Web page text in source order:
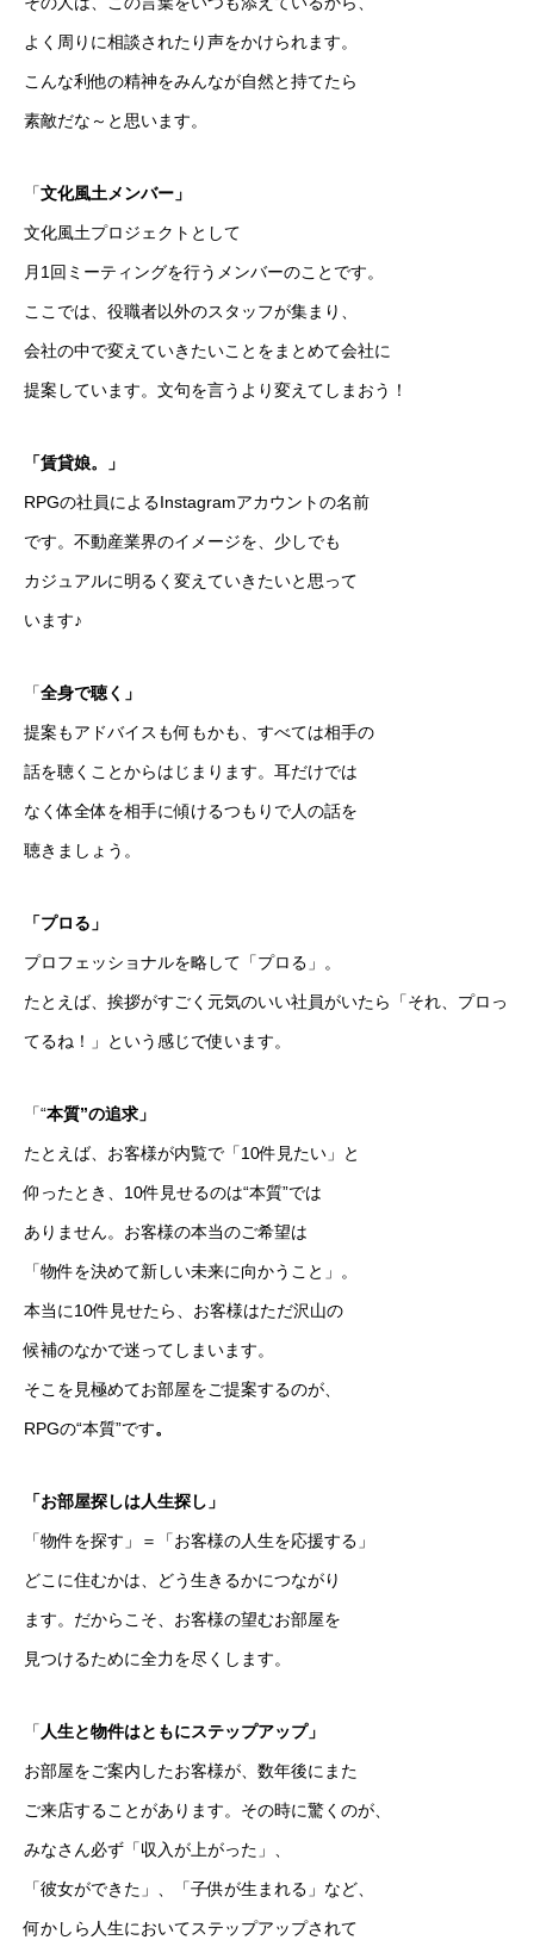
WHAT WE DO
JOIN US
コーポレートサイトを見る
よく周りに相談されたり声をかけられます。
こんな利他の精神をみんなが自然と持てたら
素敵だな～と思います。
「文化風土メンバー」
文化風土プロジェクトとして
月1回ミーティングを行うメンバーのことです。
ここでは、役職者以外のスタッフが集まり、
会社の中で変えていきたいことをまとめて会社に
提案しています。文句を言うより変えてしまおう！
「賃貸娘。」
RPGの社員によるInstagramアカウントの名前
です。不動産業界のイメージを、少しでも
カジュアルに明るく 変えていきたいと思って
います♪
「全身で聴く」
提案もアドバイスも何もかも、すべては相手の
話を聴くことからはじまります。耳だけでは
なく体全体を相手に傾けるつもりで人の話を
聴きましょう。
「プロる」
プロフェッショナルを略して「プロる」。
たとえば、挨拶がすごく元気のいい社員がいたら「それ、プロっ
てるね！」という感じで使います。
「“本質”の追求」
たとえば、お客様が内覧で「10件見たい」と
仰ったとき、10件見せるのは“本質”では
ありません。お客様の本当のご希望は
「物件を決めて新しい未来に向かうこと」。
本当に10件見せたら、お客様はただ沢山の
候補のなかで迷ってしまいます。
そこを見極めてお部屋をご提案するのが、
RPGの“本質”です。
「お部屋探しは人生探し」
「物件を探す」＝「お客様の人生を応援する」
どこに住むかは、どう生きるかにつながり
ます。だからこそ、お客様の望むお部屋を
見つけるために全力を尽くします。
「 人生と物件はともにステップアップ」
お部屋をご案内したお客様が、数年後にまた
ご来店することがあります。その時に驚くのが、
みなさん必ず「収入が上がった」、
「彼女ができた」、「子供が生まれる」など、
何かしら人生においてステップアップされて